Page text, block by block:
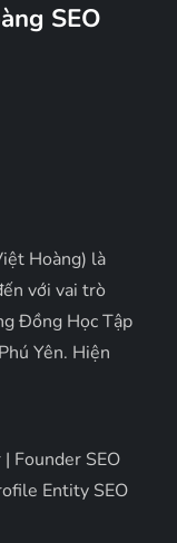
SEO
Hoàng) là
với vai trò
Đồng Học Tập
Yên. Hiện
Founder SEO
Entity SEO